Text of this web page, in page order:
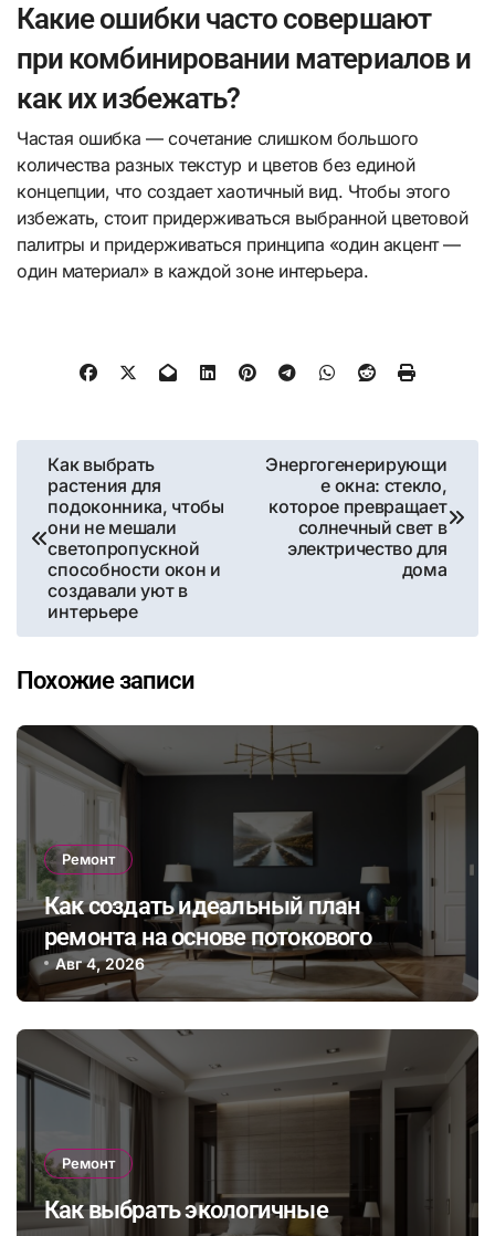
Какие ошибки часто совершают
при комбинировании материалов и
как их избежать?
Частая ошибка — сочетание слишком большого
количества разных текстур и цветов без единой
концепции, что создает хаотичный вид. Чтобы этого
избежать, стоит придерживаться выбранной цветовой
палитры и придерживаться принципа «один акцент —
один материал» в каждой зоне интерьера.
Навигация
записям
Как выбрать
растения для
подоконника, чтобы
они не мешали
светопропускной
способности окон и
создавали уют в
интерьере
Энергогенерирующи
е окна: стекло,
которое превращает
солнечный свет в
электричество для
дома
Похожие записи
Ремонт
Как создать идеальный план
ремонта на основе потокового
бюджета и гибкого графика работ с
учетом непредвиденных расходов
Авг 4, 2026
Ремонт
Как выбрать экологичные